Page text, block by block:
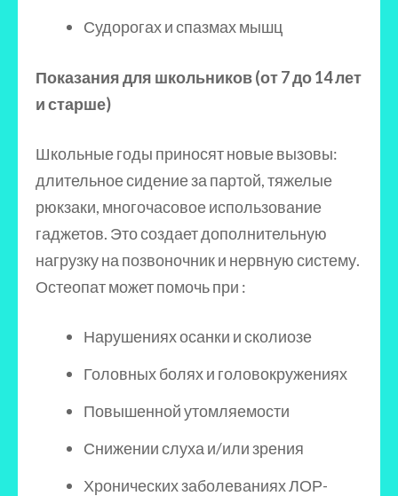
Судорогах и спазмах мышц
Показания для школьников (от 7 до 14 лет
и старше)
Школьные годы приносят новые вызовы:
длительное сидение за партой, тяжелые
рюкзаки, многочасовое использование
гаджетов. Это создает дополнительную
нагрузку на позвоночник и нервную систему.
Остеопат может помочь при :
Нарушениях осанки и сколиозе
Головных болях и головокружениях
Повышенной утомляемости
Снижении слуха и/или зрения
Хронических заболеваниях ЛОР-